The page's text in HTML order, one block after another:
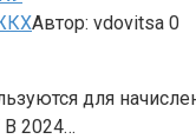
Автор: vdovitsa 0
для
2024…